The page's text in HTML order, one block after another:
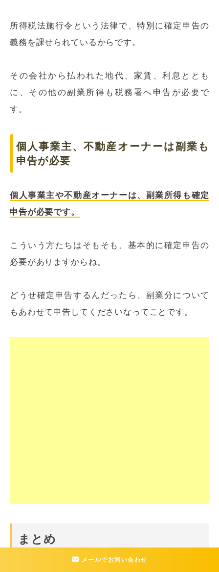
所得税法施行令という法律で、特別に確定申告の
義務を課せられているからです。
その会社から払われた地代、家賃、利息ととも
に、その他の副業所得も税務署へ申告が必要で
す。
個人事業主、不動産オーナーは副業も
申告が必要
個人事業主や不動産オーナーは、副業所得も確定
申告が必要です。
こういう方たちはそもそも、基本的に確定申告の
必要がありますからね。
どうせ確定申告するんだったら、副業分について
もあわせて申告してくださいなってことです。
まとめ
メールでお問い合わせ